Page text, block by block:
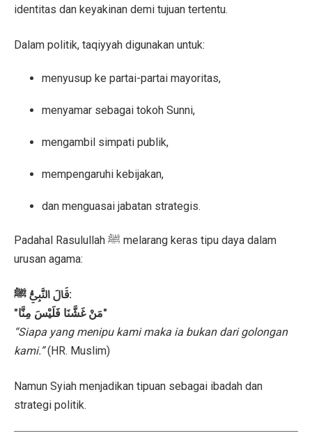
identitas dan keyakinan demi tujuan tertentu.
Dalam politik, taqiyyah digunakan untuk:
menyusup ke partai-partai mayoritas,
menyamar sebagai tokoh Sunni,
mengambil simpati publik,
mempengaruhi kebijakan,
dan menguasai jabatan strategis.
Padahal Rasulullah ﷺ melarang keras tipu daya dalam
urusan agama:
قَالَ النَّبِيُّ ﷺ:
"مَنْ غَشَّنَا فَلَيْسَ مِنَّا"
“Siapa yang menipu kami maka ia bukan dari golongan
kami.”(HR. Muslim)
Namun Syiah menjadikan tipuan sebagai ibadah dan
strategi politik.